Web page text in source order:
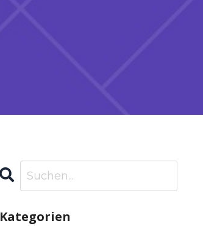
Kategorien